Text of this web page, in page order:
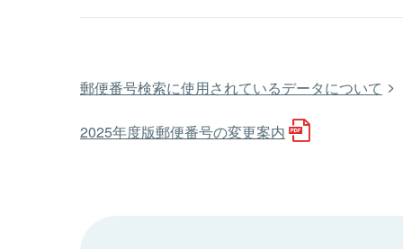
郵便番号検索に使用されているデータについて
2025年度版郵便番号の変更案内